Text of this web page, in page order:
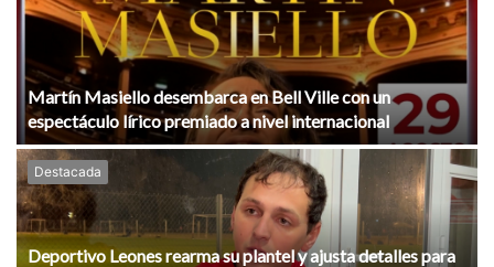
Martín Masiello desembarca en Bell Ville con un
espectáculo lírico premiado a nivel internacional
Destacada
Deportivo Leones rearma su plantel y ajusta detalles para